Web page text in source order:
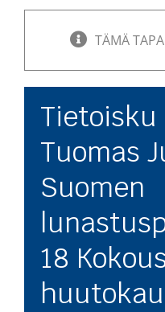
TÄMÄ
Tietoisku
Tuomas
Suomen
18